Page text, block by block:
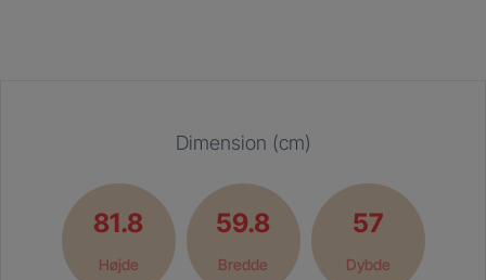
Dimension (cm)
81.8
Højde
59.8
Bredde
57
Dybde